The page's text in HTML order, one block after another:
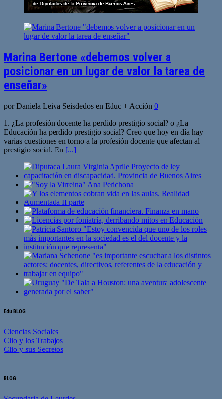
Marina Bertone «debemos volver a
posicionar en un lugar de valor la tarea de
enseñar»
por Daniela Leiva Seisdedos en Educ + Acción 0
1. ¿La profesión docente ha perdido prestigio social? o ¿La
Educación ha perdido prestigio social? Creo que hoy en día hay
varias cuestiones en torno a la profesión docente que afectan al
prestigio social. En [...]
Edu BLOG
Ciencias Sociales
Clio y los Trabajos
Clio y sus Secretos
BLOG